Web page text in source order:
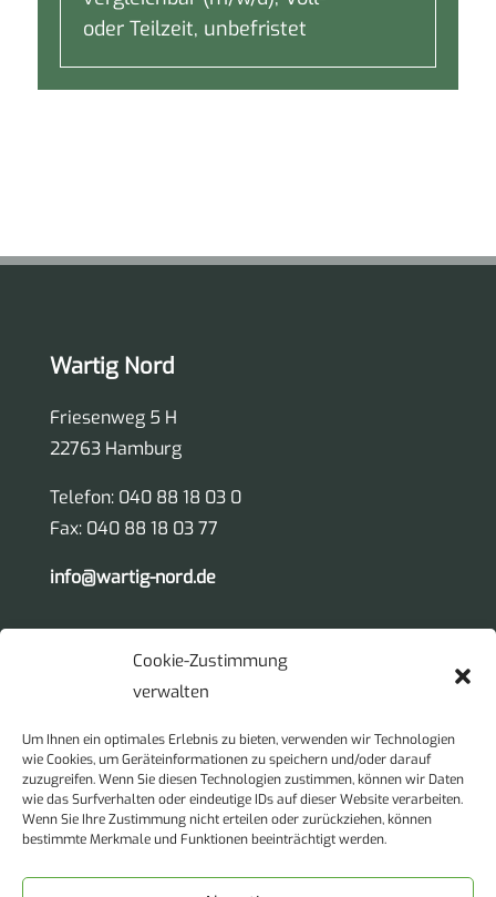
Cookie-Zustimmung
verwalten
Um Ihnen ein optimales Erlebnis zu bieten, verwenden wir Technologien
wie Cookies, um Geräteinformationen zu speichern und/oder darauf
zuzugreifen. Wenn Sie diesen Technologien zustimmen, können wir Daten
wie das Surfverhalten oder eindeutige IDs auf dieser Website verarbeiten.
Wenn Sie Ihre Zustimmung nicht erteilen oder zurückziehen, können
bestimmte Merkmale und Funktionen beeinträchtigt werden.
oder Teilzeit, unbefristet
Wartig Nord
Friesenweg 5 H
22763 Hamburg
Telefon: 040 88 18 03 0
Fax: 040 88 18 03 77
info@wartig-nord.de
Unternehmen
Analytik
Kontakt
Karriere